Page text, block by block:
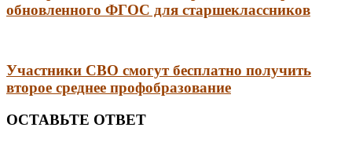
обновленного ФГОС для старшеклассников
Участники СВО смогут бесплатно получить
второе среднее профобразование
ОСТАВЬТЕ ОТВЕТ